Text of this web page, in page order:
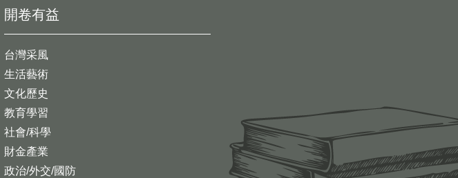
開卷有益
台灣采風
生活藝術
文化歷史
教育學習
社會/科學
財金產業
政治/外交/國防